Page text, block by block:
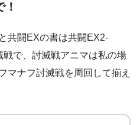
共闘EXの書は共闘EX2-
で、討滅戦アニマは私の場
マナフ討滅戦を周回して揃え